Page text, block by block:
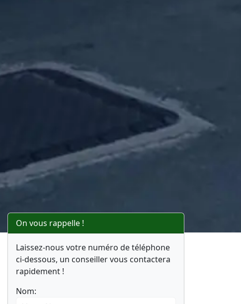
On vous rappelle !
Laissez-nous votre numéro de téléphone
ci-dessous, un conseiller vous contactera
rapidement !
Nom: